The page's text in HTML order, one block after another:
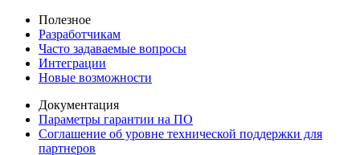
Полезное
Разработчикам
Часто задаваемые вопросы
Интеграции
Новые возможности
Документация
Параметры гарантии на ПО
Соглашение об уровне технической поддержки для
партнеров